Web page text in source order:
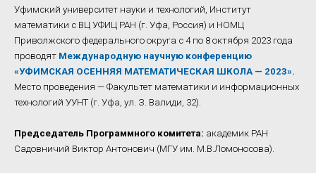
Уфимский университет науки и технологий, Институт
математики с ВЦ УФИЦ РАН (г. Уфа, Россия) и НОМЦ
Приволжского федерального округа с 4 по 8 октября 2023 года
проводят Международную научную конференцию
«УФИМСКАЯ ОСЕННЯЯ МАТЕМАТИЧЕСКАЯ ШКОЛА — 2023».
Место проведения — Факультет математики и информационных
технологий УУНТ (г. Уфа, ул. З. Валиди, 32).
Председатель Программного комитета: академик РАН
Садовничий Виктор Антонович (МГУ им. М.В.Ломоносова).